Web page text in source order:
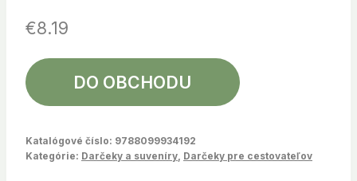
€8.19
DO OBCHODU
Katalógové číslo: 9788099934192
Kategórie: Darčeky a suveníry Darčeky pre cestovateľov